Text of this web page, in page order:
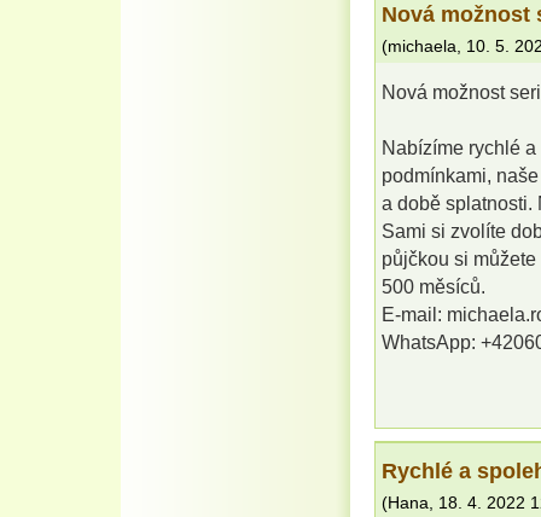
Nová možnost
(michaela 10. 5.
Nová možnost
Nabízíme rychlé
podmínkami,
a době splatnosti.
Sami si zvolíte
půjčkou si
500 měsíců.
E-mail:
WhatsApp:
Rychlé a
(Hana 18. 4. 2022